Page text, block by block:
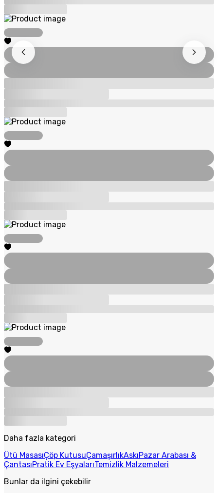
Daha fazla kategori
Ütü MasasıÇöp KutusuÇamaşırlıkAskıPazar Arabası &
ÇantasıPratik Ev EşyalarıTemizlik Malzemeleri
Bunlar da ilgini çekebilir